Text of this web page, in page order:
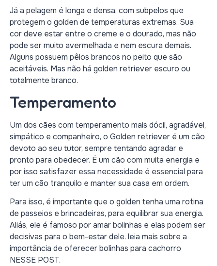
Já a pelagem é longa e densa, com subpelos que
protegem o golden de temperaturas extremas. Sua
cor deve estar entre o creme e o dourado, mas não
pode ser muito avermelhada e nem escura demais.
Alguns possuem pêlos brancos no peito que são
aceitáveis. Mas não há golden retriever escuro ou
totalmente branco.
Temperamento
Um dos cães com temperamento mais dócil, agradável,
simpático e companheiro, o Golden retriever é um cão
devoto ao seu tutor, sempre tentando agradar e
pronto para obedecer. É um cão com muita energia e
por isso satisfazer essa necessidade é essencial para
ter um cão tranquilo e manter sua casa em ordem.
Para isso, é importante que o golden tenha uma rotina
de passeios e brincadeiras, para equilibrar sua energia.
Aliás, ele é famoso por amar bolinhas e elas podem ser
decisivas para o bem-estar dele. leia mais sobre a
importância de oferecer bolinhas para cachorro
NESSE POST.